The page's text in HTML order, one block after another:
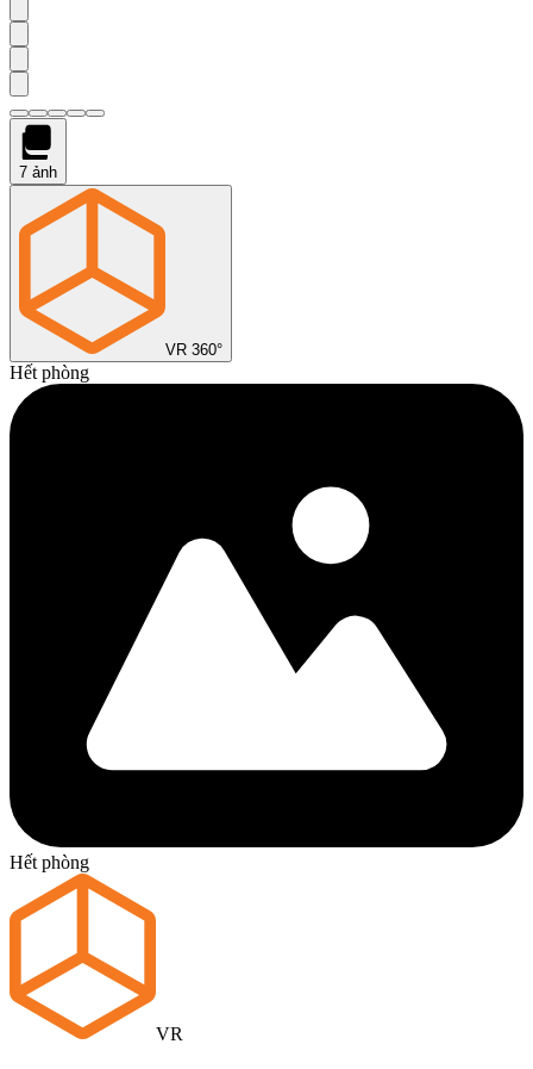
7 ảnh
VR 360°
Hết phòng
Hết phòng
VR